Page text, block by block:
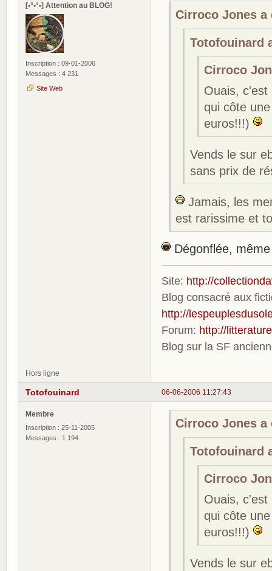
[•°•°•] Attention au BLOG!
Inscription : 09-01-2006
Messages : 4 231
Site Web
Cirroco Jones a
Totofouinard
Cirroco
Ouais, c'est
qui côte
euros!!!)
Vends le sur
sans prix de
Jamais, les
est rarissime et
Dégonflée,
Site: http://
Blog consacré aux
http://
Forum: http://
Blog sur la SF
Hors ligne
06-06-2006 11:27:43
Totofouinard
Membre
Inscription : 25-11-2005
Messages : 1 194
Cirroco Jones a
Totofouinard
Cirroco
Ouais, c'est
qui côte
euros!!!)
Vends le sur